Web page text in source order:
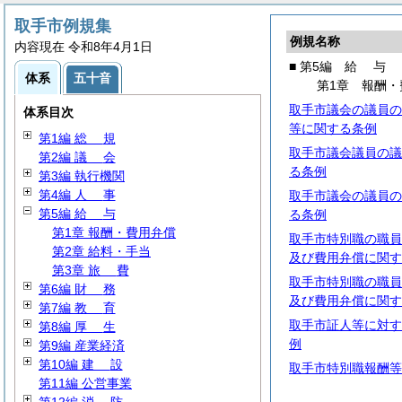
例規名称
■ 第5編 給 与
第1章 報酬・
取手市議会の議員
等に関する条例
取手市議会議員の
る条例
取手市議会の議員
る条例
取手市特別職の職
及び費用弁償に関
取手市特別職の職
及び費用弁償に関
取手市証人等に対
例
取手市特別職報酬
取手市例規集
内容現在 令和8年4月1日
体系 五十音
体系目次
第1編 総 規
第2編 議 会
第3編 執行機関
第4編 人 事
第5編 給 与
第1章 報酬・費用弁償
第2章 給料・手当
第3章 旅 費
第6編 財 務
第7編 教 育
第8編 厚 生
第9編 産業経済
第10編 建 設
第11編 公営事業